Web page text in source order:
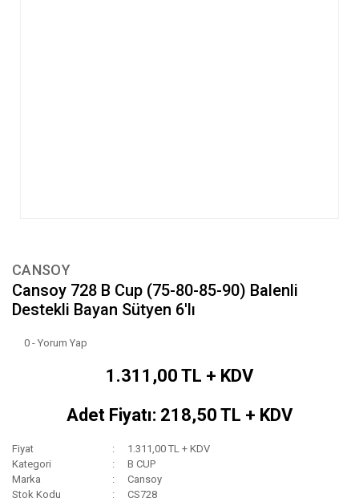
CANSOY
Cansoy 728 B Cup (75-80-85-90) Balenli
Destekli Bayan Sütyen 6'lı
0 - Yorum Yap
1.311,00 TL + KDV
Adet Fiyatı: 218,50 TL + KDV
Fiyat
1.311,00 TL + KDV
Kategori
B CUP
Marka
Cansoy
Stok Kodu
CS728